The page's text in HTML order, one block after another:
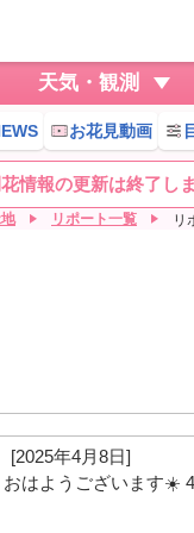
天気・観測
お花見動画
情報の更新は終了し
リポート一覧 リ
[2025年4月8日]
はようございます☀️